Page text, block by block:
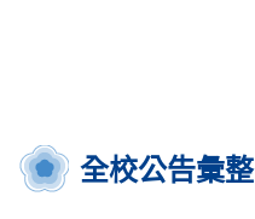
全校公告彙整